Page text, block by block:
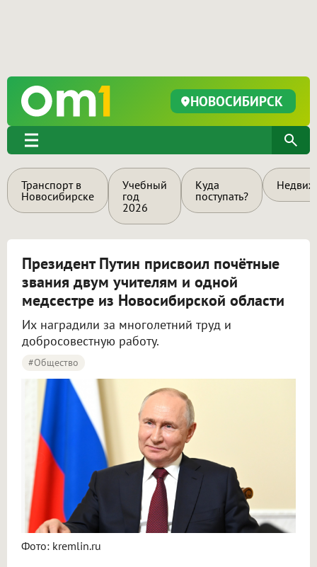
НОВОСИБИРСК
Транспорт в
Новосибирске
Учебный
год
2026
Куда
поступать?
Президент Путин присвоил почётные
звания двум учителям и одной
медсестре из Новосибирской области
Их наградили за многолетний труд и
добросовестную работу.
#Общество
Фото: kremlin.ru